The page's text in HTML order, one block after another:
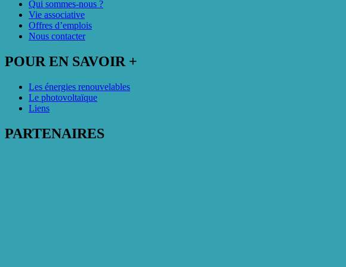
Qui sommes-nous ?
Vie associative
Offres d’emplois
Nous contacter
POUR EN SAVOIR +
Les énergies renouvelables
Le photovoltaïque
Liens
PARTENAIRES